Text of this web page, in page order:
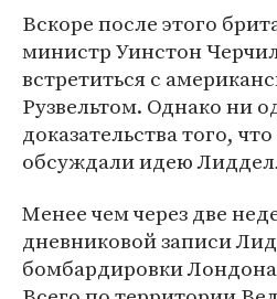
Вскоре после этого
министр Уинстон
встретиться с
Рузвельтом. Однако ни
доказательства того,
обсуждали идею
Менее чем через две
дневниковой записи
бомбардировки